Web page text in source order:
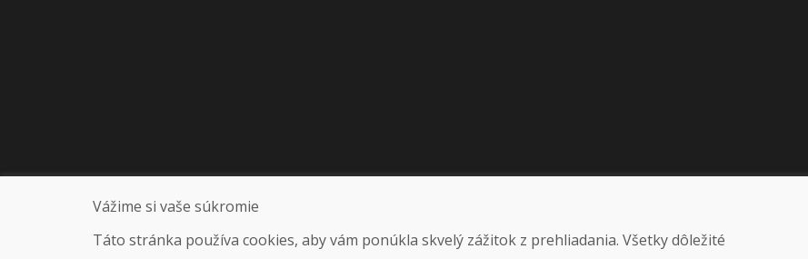
Vážime si vaše súkromie
Táto stránka používa cookies, aby vám ponúkla skvelý zážitok z prehliadania. Všetky dôležité